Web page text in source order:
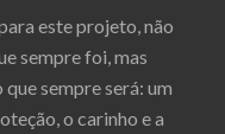
este projeto, não
sempre foi, mas
sempre será: um
o carinho e a